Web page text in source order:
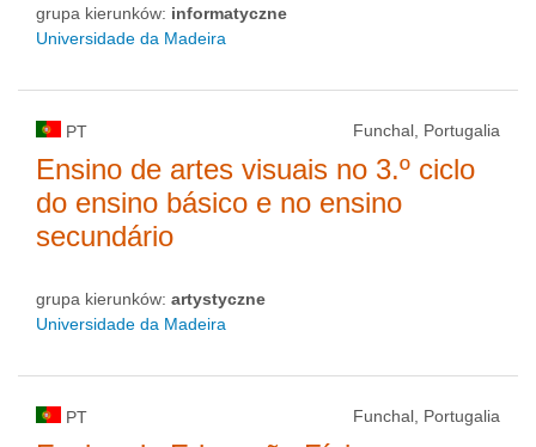
grupa kierunków: informatyczne
Universidade da Madeira
PT Funchal, Portugalia
Ensino de artes visuais no 3.º ciclo
do ensino básico e no ensino
secundário
grupa kierunków: artystyczne
Universidade da Madeira
PT Funchal, Portugalia